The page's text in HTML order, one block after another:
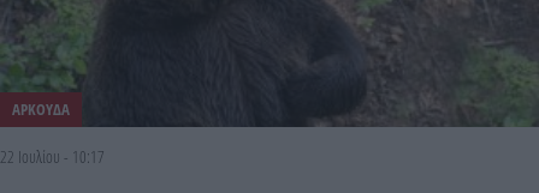
ΑΡΚΟΥΔΑ
22 Ιουλίου - 10:17